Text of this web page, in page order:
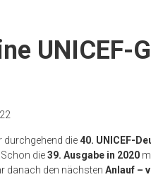
UNICEF-
durchgehend die40. UNICEF-
. Schon die39. Ausgabe in 2020
danach den nächsten Anlauf –